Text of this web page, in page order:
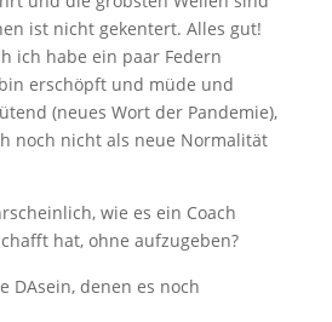
ist nicht gekentert. Alles gut!
ich habe ein paar Federn
erschöpft und müde und
(neues Wort der Pandemie),
noch nicht als neue Normalität
wie es ein Coach
hat, ohne aufzugeben?
DAsein, denen es noch